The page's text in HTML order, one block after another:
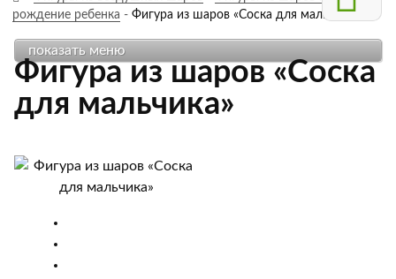
рождение ребенка - Фигура из шаров «Соска для мальчика»
Фигура из шаров «Соска
для мальчика»
показать меню